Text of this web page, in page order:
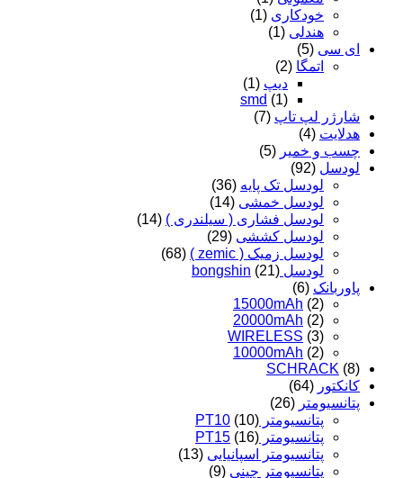
خودکاری (1)
هندلی (1)
ای سی (5)
اتمگا (2)
دیپ (1)
smd (1)
شارژر لپ تاپ (7)
هدلایت (4)
چسب و خمیر (5)
لودسل (92)
لودسل تک پایه (36)
لودسل خمشی (14)
لودسل فشاری ( سیلندری ) (14)
لودسل کششی (29)
لودسل زمیک ( zemic )
(68)
لودسل bongshin (21)
پاوربانک (6)
15000mAh (2)
20000mAh (2)
WIRELESS (3)
10000mAh (2)
SCHRACK (8)
کانکتور (64)
پتانسیومتر (26)
پتانسیومتر PT10 (10)
پتانسیومتر PT15 (16)
پتانسیومتر اسپانیایی (13)
پتانسیومتر چینی (9)